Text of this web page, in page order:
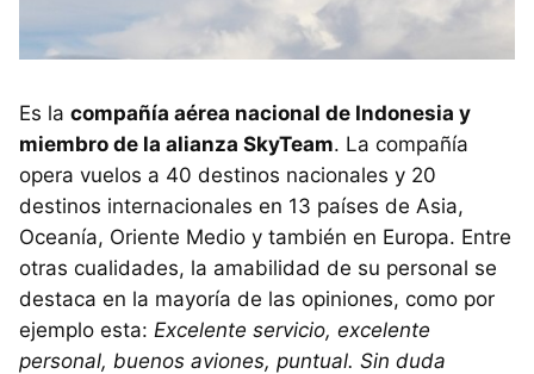
Es la compañía aérea nacional de Indonesia y
miembro de la alianza SkyTeam. La compañía
opera vuelos a 40 destinos nacionales y 20
destinos internacionales en 13 países de Asia,
Oceanía, Oriente Medio y también en Europa. Entre
otras cualidades, la amabilidad de su personal se
destaca en la mayoría de las opiniones, como por
ejemplo esta: Excelente servicio, excelente
personal, buenos aviones, puntual. Sin duda